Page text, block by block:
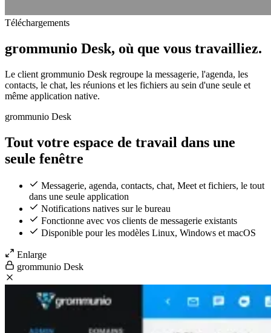
Téléchargements
grommunio Desk, où que vous travailliez.
Le client grommunio Desk regroupe la messagerie, l'agenda, les
contacts, le chat, les réunions et les fichiers au sein d'une seule et
même application native.
grommunio Desk
Tout votre espace de travail dans une
seule fenêtre
Messagerie, agenda, contacts, chat, Meet et fichiers, le tout
dans une seule application
Notifications natives sur le bureau
Fonctionne avec vos clients de messagerie existants
Disponible pour les modèles Linux, Windows et macOS
Enlarge
grommunio Desk